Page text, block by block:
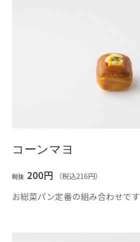
コーンマヨ
税抜 200円 （税込216円）
お総菜パン定番の組み合わせです